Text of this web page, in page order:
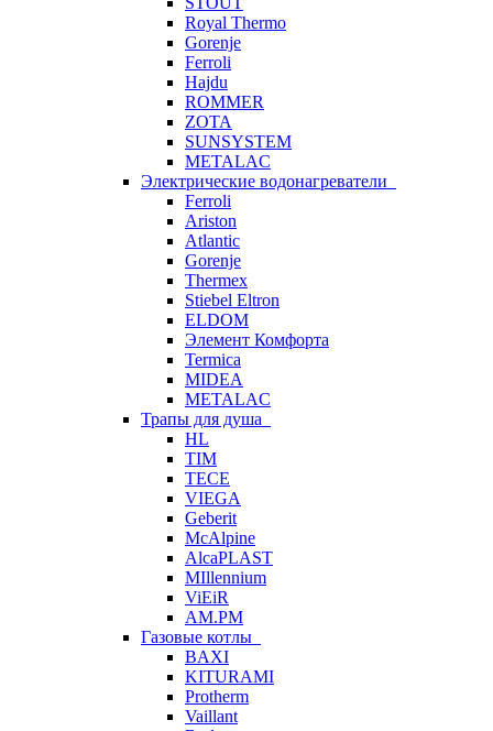
Royal Thermo
Gorenje
Ferroli
Hajdu
ROMMER
ZOTA
SUNSYSTEM
METALAC
Электрические водонагреватели
Ferroli
Ariston
Atlantic
Gorenje
Thermex
Stiebel Eltron
ELDOM
Элемент Комфорта
Termica
MIDEA
METALAC
Трапы для душа
HL
TIM
TECE
VIEGA
Geberit
McAlpine
AlcaPLAST
MIllennium
ViEiR
AM.PM
Газовые котлы
BAXI
KITURAMI
Protherm
Vaillant